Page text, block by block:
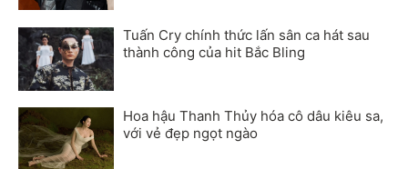
Tuấn Cry chính thức lấn sân ca hát sau
thành công của hit Bắc Bling
Hoa hậu Thanh Thủy hóa cô dâu kiêu sa,
với vẻ đẹp ngọt ngào